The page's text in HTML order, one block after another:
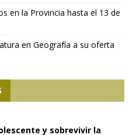
en la Provincia hasta el 13 de
en Geografía a su oferta
y sobrevivir la